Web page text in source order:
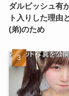
ダルビッシュ有
ト入りした理由
(弟)のため